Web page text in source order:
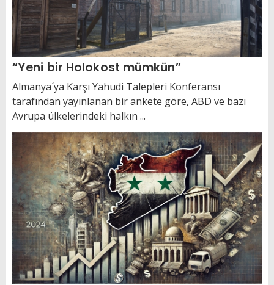
“Yeni bir Holokost mümkün”
Almanya´ya Karşı Yahudi Talepleri Konferansı
tarafından yayınlanan bir ankete göre, ABD ve bazı
Avrupa ülkelerindeki halkın ...